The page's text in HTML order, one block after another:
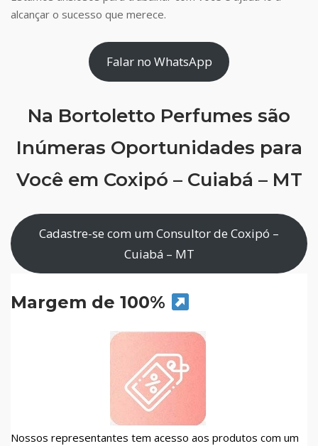
alcançar o sucesso que merece.
Falar no WhatsApp
Na Bortoletto Perfumes são
Inúmeras Oportunidades para
Você em Coxipó – Cuiabá – MT
Cadastre-se com um Consultor de Coxipó –
Cuiabá – MT
Margem de 100%
Nossos representantes tem acesso aos produtos com um